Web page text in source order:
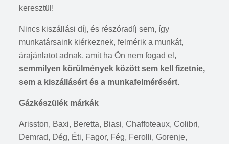
keresztül!
Nincs kiszállási díj, és részóradíj sem, így
munkatársaink kiérkeznek, felmérik a munkát,
árajánlatot adnak, amit ha Ön nem fogad el,
semmilyen körülmények között sem kell fizetnie,
sem a kiszállásért és a munkafelmérésért.
Gázkészülék márkák
Arisston, Baxi, Beretta, Biasi, Chaffoteaux, Colibri,
Demrad, Dég, Éti, Fagor, Fég, Ferolli, Gorenje,